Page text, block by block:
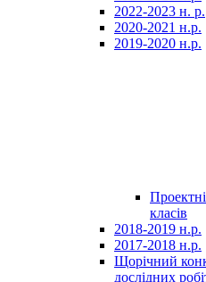
2022-2023 н. р.
2020-2021 н.р.
2019-2020 н.р.
класів
2018-2019 н.р.
2017-2018 н.р.
Щорічний
дослідних